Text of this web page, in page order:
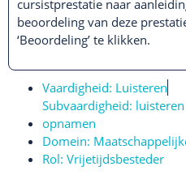
cursistprestatie naar
beoordeling van deze
‘Beoordeling’ te klikken.
Vaardigheid: Luisteren
Subvaardigheid:
opnamen
Domein:
Rol: Vrijetijdsbesteder